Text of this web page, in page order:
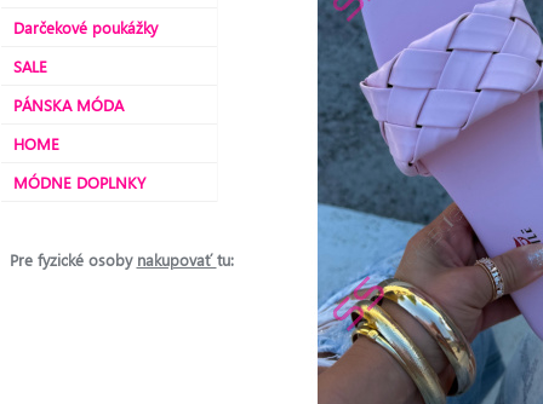
Darčekové poukážky
SALE
PÁNSKA MÓDA
HOME
MÓDNE DOPLNKY
Pre fyzické osoby nakupovaťtu: